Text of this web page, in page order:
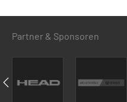
Partner & Sponsoren